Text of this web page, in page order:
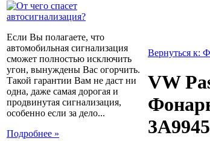
Если Вы полагаете, что
автомобильная сигнализация
сможет полностью исключить
угон, вынуждены Вас огорчить.
Такой гарантии Вам не даст ни
одна, даже самая дорогая и
продвинутая сигнализация,
особенно если за дело...
Подробнее »
Вернуться к:
VW